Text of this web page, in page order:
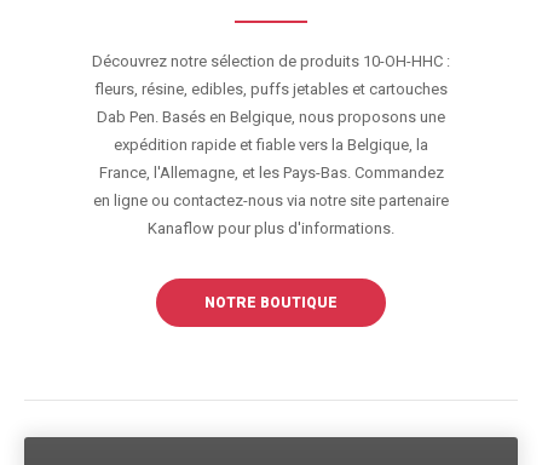
Découvrez notre sélection de produits 10-OH-HHC :
fleurs, résine, edibles, puffs jetables et cartouches
Dab Pen. Basés en Belgique, nous proposons une
expédition rapide et fiable vers la Belgique, la
France, l'Allemagne, et les Pays-Bas. Commandez
en ligne ou contactez-nous via notre site partenaire
Kanaflow pour plus d'informations.
NOTRE BOUTIQUE